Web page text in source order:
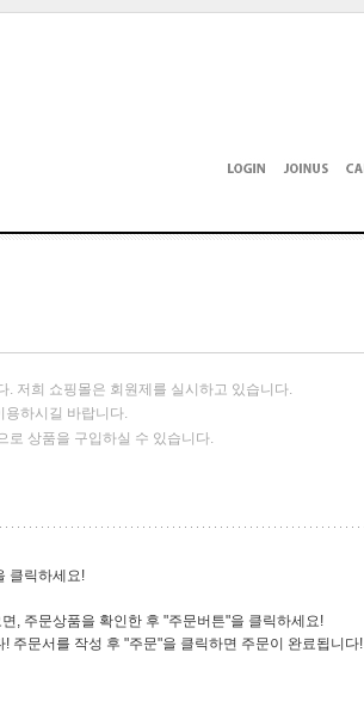
. 저희 쇼핑몰은 회원제를 실시하고 있습니다.
용하시길 바랍니다.
로 상품을 구입하실 수 있습니다.
클릭하세요!
, 주문상품을 확인한 후 "주문버튼"을 클릭하세요!
주문서를 작성 후 "주문"을 클릭하면 주문이 완료됩니다!